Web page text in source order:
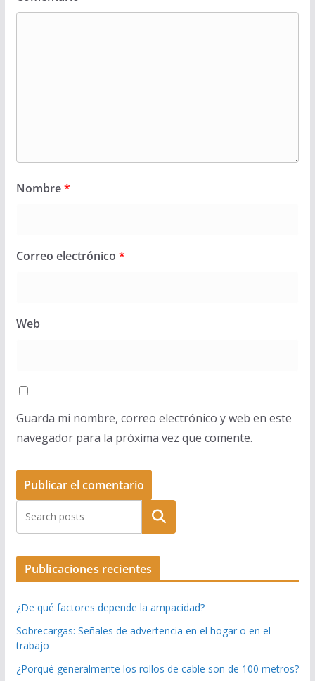
Nombre*
Correo electrónico *
Web
Guarda mi nombre, correo electrónico y web en este
navegador para la próxima vez que comente.
Buscar
Publicaciones recientes
¿De qué factores depende la ampacidad?
Sobrecargas: Señales de advertencia en el hogar o en el
trabajo
¿Porqué generalmente los rollos de cable son de 100 metros?